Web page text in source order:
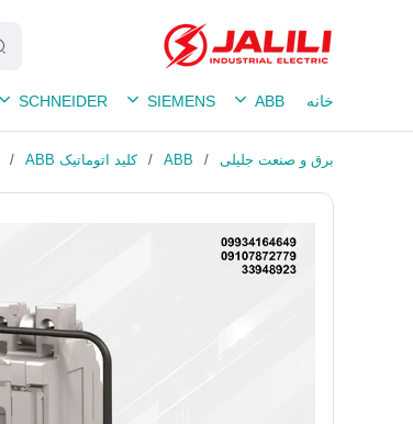
خانه ABB
SIEMENS
SCHNEIDER
برق و صنعت جلیلی /
ABB
/ کلید اتوماتیک ABB /